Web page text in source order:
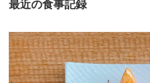
最近の食事記録